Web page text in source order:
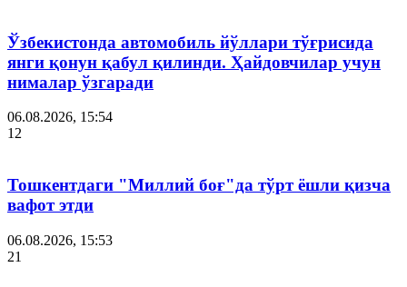
Ўзбекистонда автомобиль йўллари тўғрисида
янги қонун қабул қилинди. Ҳайдовчилар учун
нималар ўзгаради
06.08.2026, 15:54
12
Тошкентдаги "Миллий боғ"да тўрт ёшли қизча
вафот этди
06.08.2026, 15:53
21